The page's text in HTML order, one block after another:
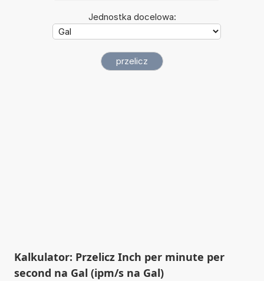
Jednostka docelowa:
Kalkulator: Przelicz Inch per minute per
second na Gal (ipm/s na Gal)